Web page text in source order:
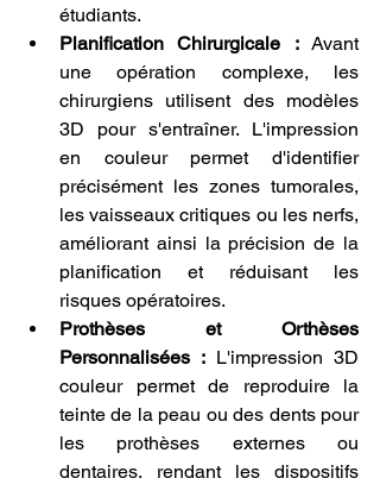
étudiants.
Planification Chirurgicale : Avant
une opération complexe, les
chirurgiens utilisent des modèles
3D pour s'entraîner. L'impression
en couleur permet d'identifier
précisément les zones tumorales,
les vaisseaux critiques ou les nerfs,
améliorant ainsi la précision de la
planification et réduisant les
risques opératoires.
Prothèses et Orthèses
Personnalisées : L'impression 3D
couleur permet de reproduire la
teinte de la peau ou des dents pour
les prothèses externes ou
dentaires, rendant les dispositifs